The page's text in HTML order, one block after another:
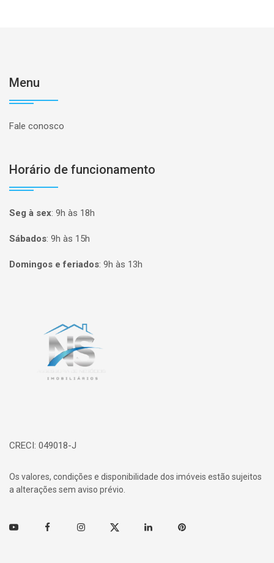
Menu
Fale conosco
Horário de funcionamento
Seg à sex: 9h às 18h
Sábados: 9h às 15h
Domingos e feriados: 9h às 13h
CRECI: 049018-J
Os valores, condições e disponibilidade dos imóveis estão sujeitos
a alterações sem aviso prévio.
Youtube FacebookInstagramTwitter Linkedin Pinterest